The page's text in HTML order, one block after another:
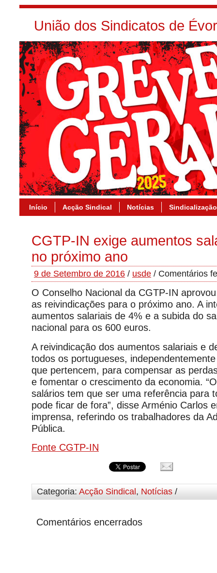
União dos Sindicatos de
Início Acção Sindical Notícias Sindicalização
CGTP-IN exige aumentos
no próximo ano
9 de Setembro de 2016 / usde / Comentários
O Conselho Nacional da CGTP-IN
as reivindicações para o próximo ano. A
aumentos salariais de 4% e a subida do
nacional para os 600 euros.
A reivindicação dos aumentos salariais e
todos os portugueses,
que pertencem, para compensar as
e fomentar o crescimento da economia.
salários tem que ser uma referência para
pode ficar de fora”, disse Arménio Carlos
imprensa, referindo os trabalhadores da
Pública.
Fonte CGTP-IN
Categoria: Acção Sindical , Notícias /
Comentários encerrados